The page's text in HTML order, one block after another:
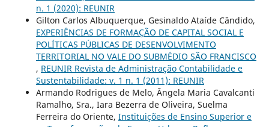
n. 1 (2020): REUNIR
Gilton Carlos Albuquerque, Gesinaldo Ataíde Cândido,
EXPERIÊNCIAS DE FORMAÇÃO DE CAPITAL SOCIAL E
POLÍTICAS PÚBLICAS DE DESENVOLVIMENTO
TERRITORIAL NO VALE DO SUBMÉDIO SÃO FRANCISCO
, REUNIR Revista de Administração Contabilidade e
Sustentabilidade: v. 1 n. 1 (2011): REUNIR
Armando Rodrigues de Melo, Ângela Maria Cavalcanti
Ramalho, Sra., Iara Bezerra de Oliveira, Suelma
Ferreira do Oriente, Instituições de Ensino Superior e